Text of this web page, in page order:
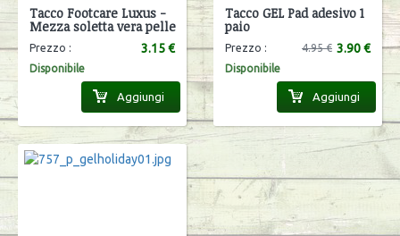
Tacco Footcare Luxus -
Mezza soletta vera pelle
Prezzo : 3.15 €
Disponibile
Aggiungi
Tacco GEL Pad adesivo 1
paio
Prezzo : 3.90 €
4.95 €
Disponibile
Aggiungi